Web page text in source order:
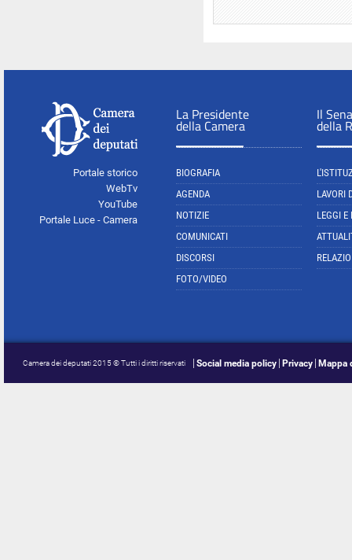
Portale storico
WebTv
YouTube
Portale Luce - Camera
La Presidente
della Camera
BIOGRAFIA
AGENDA
NOTIZIE
COMUNICATI
DISCORSI
FOTO/VIDEO
Il
della
LAVORI
LEGGI E
Camera dei deputati 2015 © Tutti i diritti riservati Social media policy Privacy Mappa